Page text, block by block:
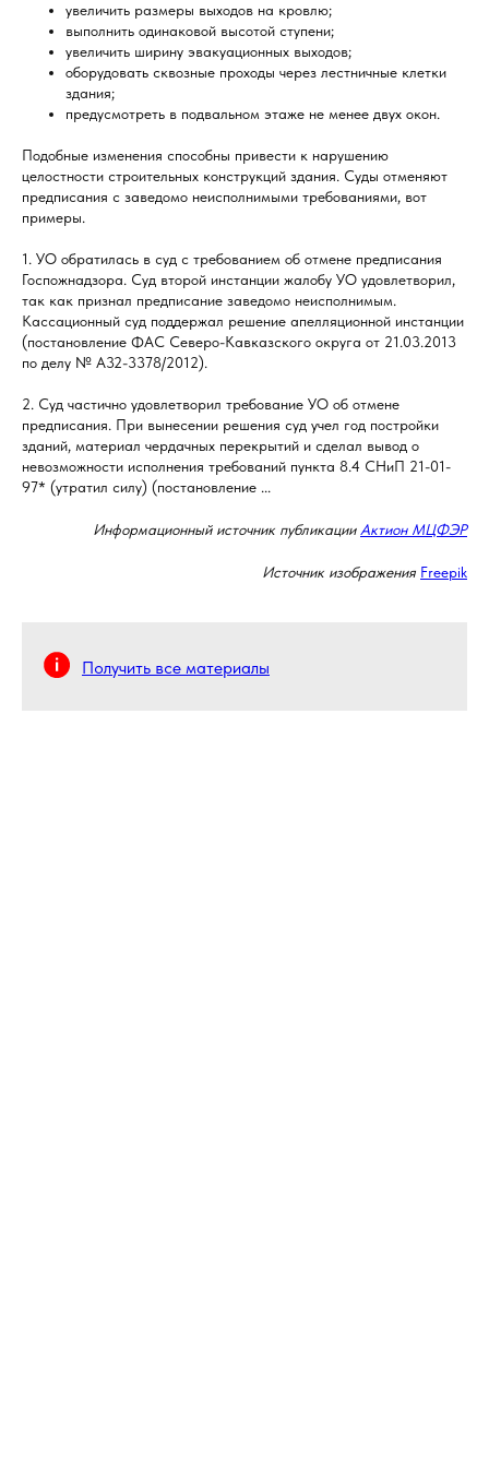
увеличить размеры выходов на кровлю;
выполнить одинаковой высотой ступени;
увеличить ширину эвакуационных выходов;
оборудовать сквозные проходы через лестничные клетки
здания;
предусмотреть в подвальном этаже не менее двух окон.
Подобные изменения способны привести к нарушению
целостности строительных конструкций здания. Суды отменяют
предписания с заведомо неисполнимыми требованиями, вот
примеры.
1. УО обратилась в суд с требованием об отмене предписания
Госпожнадзора. Суд второй инстанции жалобу УО удовлетворил,
так как признал предписание заведомо неисполнимым.
Кассационный суд поддержал решение апелляционной инстанции
(постановление ФАС Северо-Кавказского округа от 21.03.2013
по делу № А32-3378/2012).
2. Суд частично удовлетворил требование УО об отмене
предписания. При вынесении решения суд учел год постройки
зданий, материал чердачных перекрытий и сделал вывод о
невозможности исполнения требований пункта 8.4 СНиП 21-01-
97* (утратил силу) (постановление ...
Информационный источник публикации Актион МЦФЭР
Источник изображения Freepik
Получить все материалы